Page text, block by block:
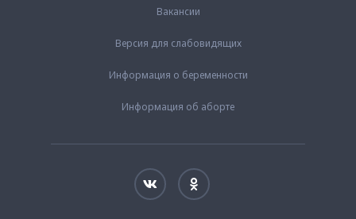
Вакансии
Версия для слабовидящих
Информация о беременности
Информация об аборте